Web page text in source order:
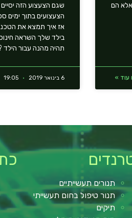
אלא הם
עוד »
שגם הצעצוע הזה
הצעצועים בתוך ימים
אז איך תמצא את
בילד שלך השראה
תהיה מהנה עבור הילד
6 בינואר 2019 19:05
תנורים תעשייתיים
תנור טיפול בחום תעשייתי
תיקים